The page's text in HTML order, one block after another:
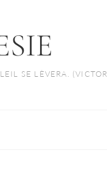
SE LÈVERA.